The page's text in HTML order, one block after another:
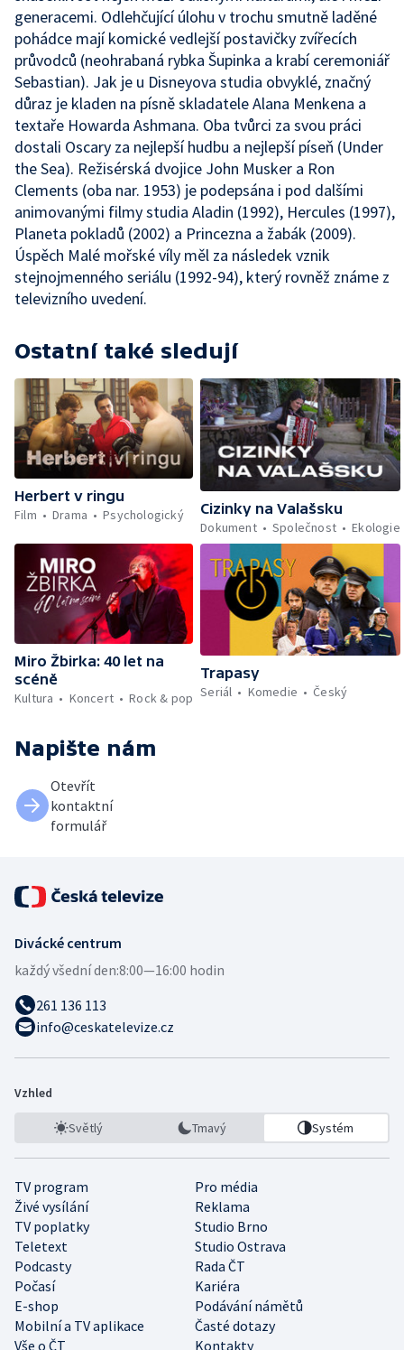
generacemi. Odlehčující úlohu v trochu smutně laděné
pohádce mají komické vedlejší postavičky zvířecích
průvodců (neohrabaná rybka Šupinka a krabí ceremoniář
Sebastian). Jak je u Disneyova studia obvyklé, značný
důraz je kladen na písně skladatele Alana Menkena a
textaře Howarda Ashmana. Oba tvůrci za svou práci
dostali Oscary za nejlepší hudbu a nejlepší píseň (Under
the Sea). Režisérská dvojice John Musker a Ron
Clements (oba nar. 1953) je podepsána i pod dalšími
animovanými filmy studia Aladin (1992), Hercules (1997),
Planeta pokladů (2002) a Princezna a žabák (2009).
Úspěch Malé mořské víly měl za následek vznik
stejnojmenného seriálu (1992-94), který rovněž známe z
televizního uvedení.
Ostatní také sledují
Herbert v ringu
Film
Drama Psychologický
Cizinky na Valašsku
Dokument
Společnost Ekologie
Miro Žbirka: 40 let na
scéně
Kultura
Koncert Rock & pop
Trapasy
Seriál
Komedie Český
Napište nám
Otevřít
kontaktní
formulář
Divácké centrum
každý všední den:8:00—16:00 hodin
261 136 113
info@ceskatelevize.cz
Vzhled
Světlý Tmavý Systém
TV program
Pro média
Živé vysílání
Reklama
TV poplatky
Studio Brno
Teletext
Studio Ostrava
Podcasty
Rada ČT
Počasí
Kariéra
E-shop
Podávání námětů
Mobilní a TV aplikace
Časté dotazy
Vše o ČT
Kontakty